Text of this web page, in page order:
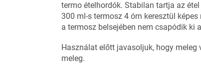
termo ételhordók. Stabilan tartja az
300 ml-s termosz 4 órn keresztül
a termosz belsejében nem csapódik ki
Használat előtt javasoljuk, hogy
meleg.